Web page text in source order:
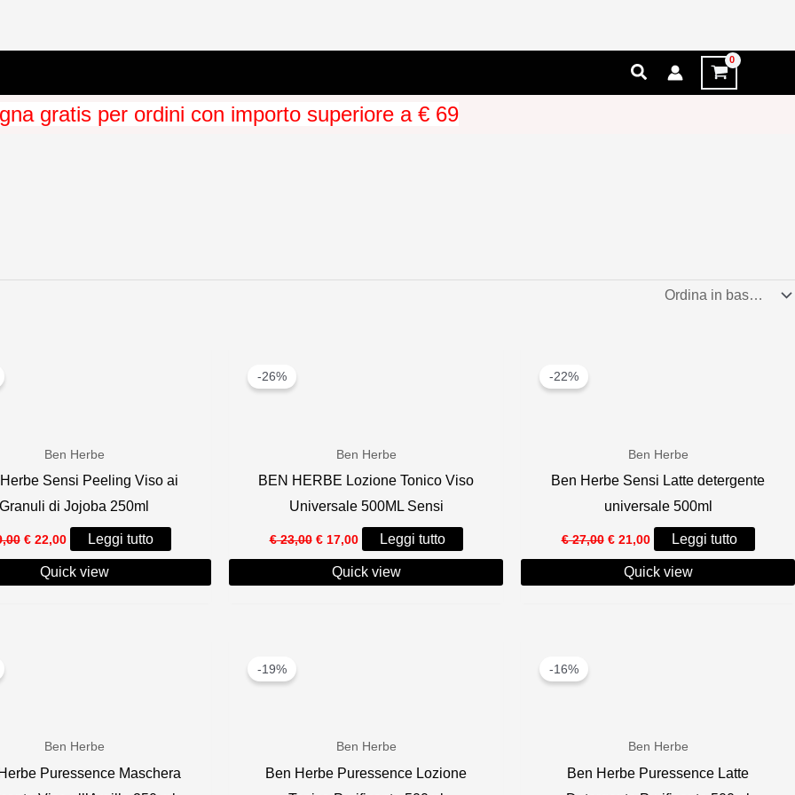
Cerca
gratis per ordini con importo superiore a € 69
Ben Herbe
Sensi Peeling Viso ai
Granuli di Jojoba 250ml
Il
prezzo
originale
era:
€22,00Il
prezzo
attuale
è:
Leggi tutto
Quick view
-26%
Ben Herbe
BEN HERBE Lozione Tonico Viso
Universale 500ML Sensi
€23,00 Il
prezzo
originale
era:
€17,00Il
prezzo
attuale
è:
Leggi tutto
Quick view
-22%
Ben Herbe
Ben Herbe Sensi Latte detergente
universale 500ml
€27,00 Il
prezzo
originale
era:
€21,00Il
prezzo
attuale
è:
Leggi tutto
Quick view
Ben Herbe
Puressence Maschera
-19%
Ben Herbe
Ben Herbe Puressence Lozione
-16%
Ben Herbe
Ben Herbe Puressence Latte